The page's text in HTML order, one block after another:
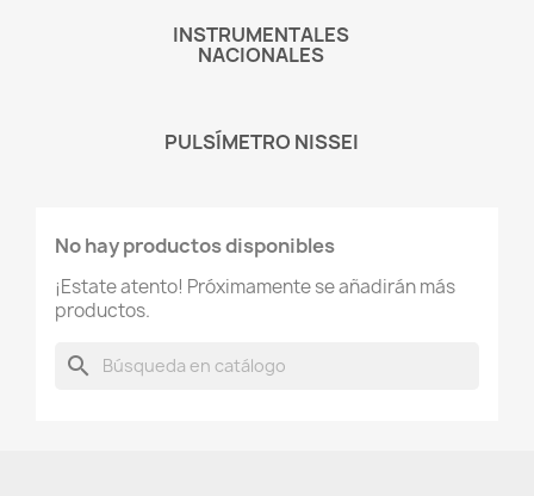
INSTRUMENTALES
NACIONALES
PULSÍMETRO NISSEI
No hay productos disponibles
¡Estate atento! Próximamente se añadirán más
productos.
search